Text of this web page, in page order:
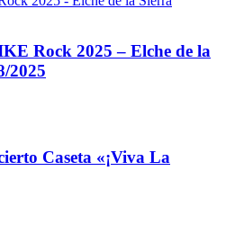
Rock 2025 – Elche de la
2025
Caseta «¡Viva La